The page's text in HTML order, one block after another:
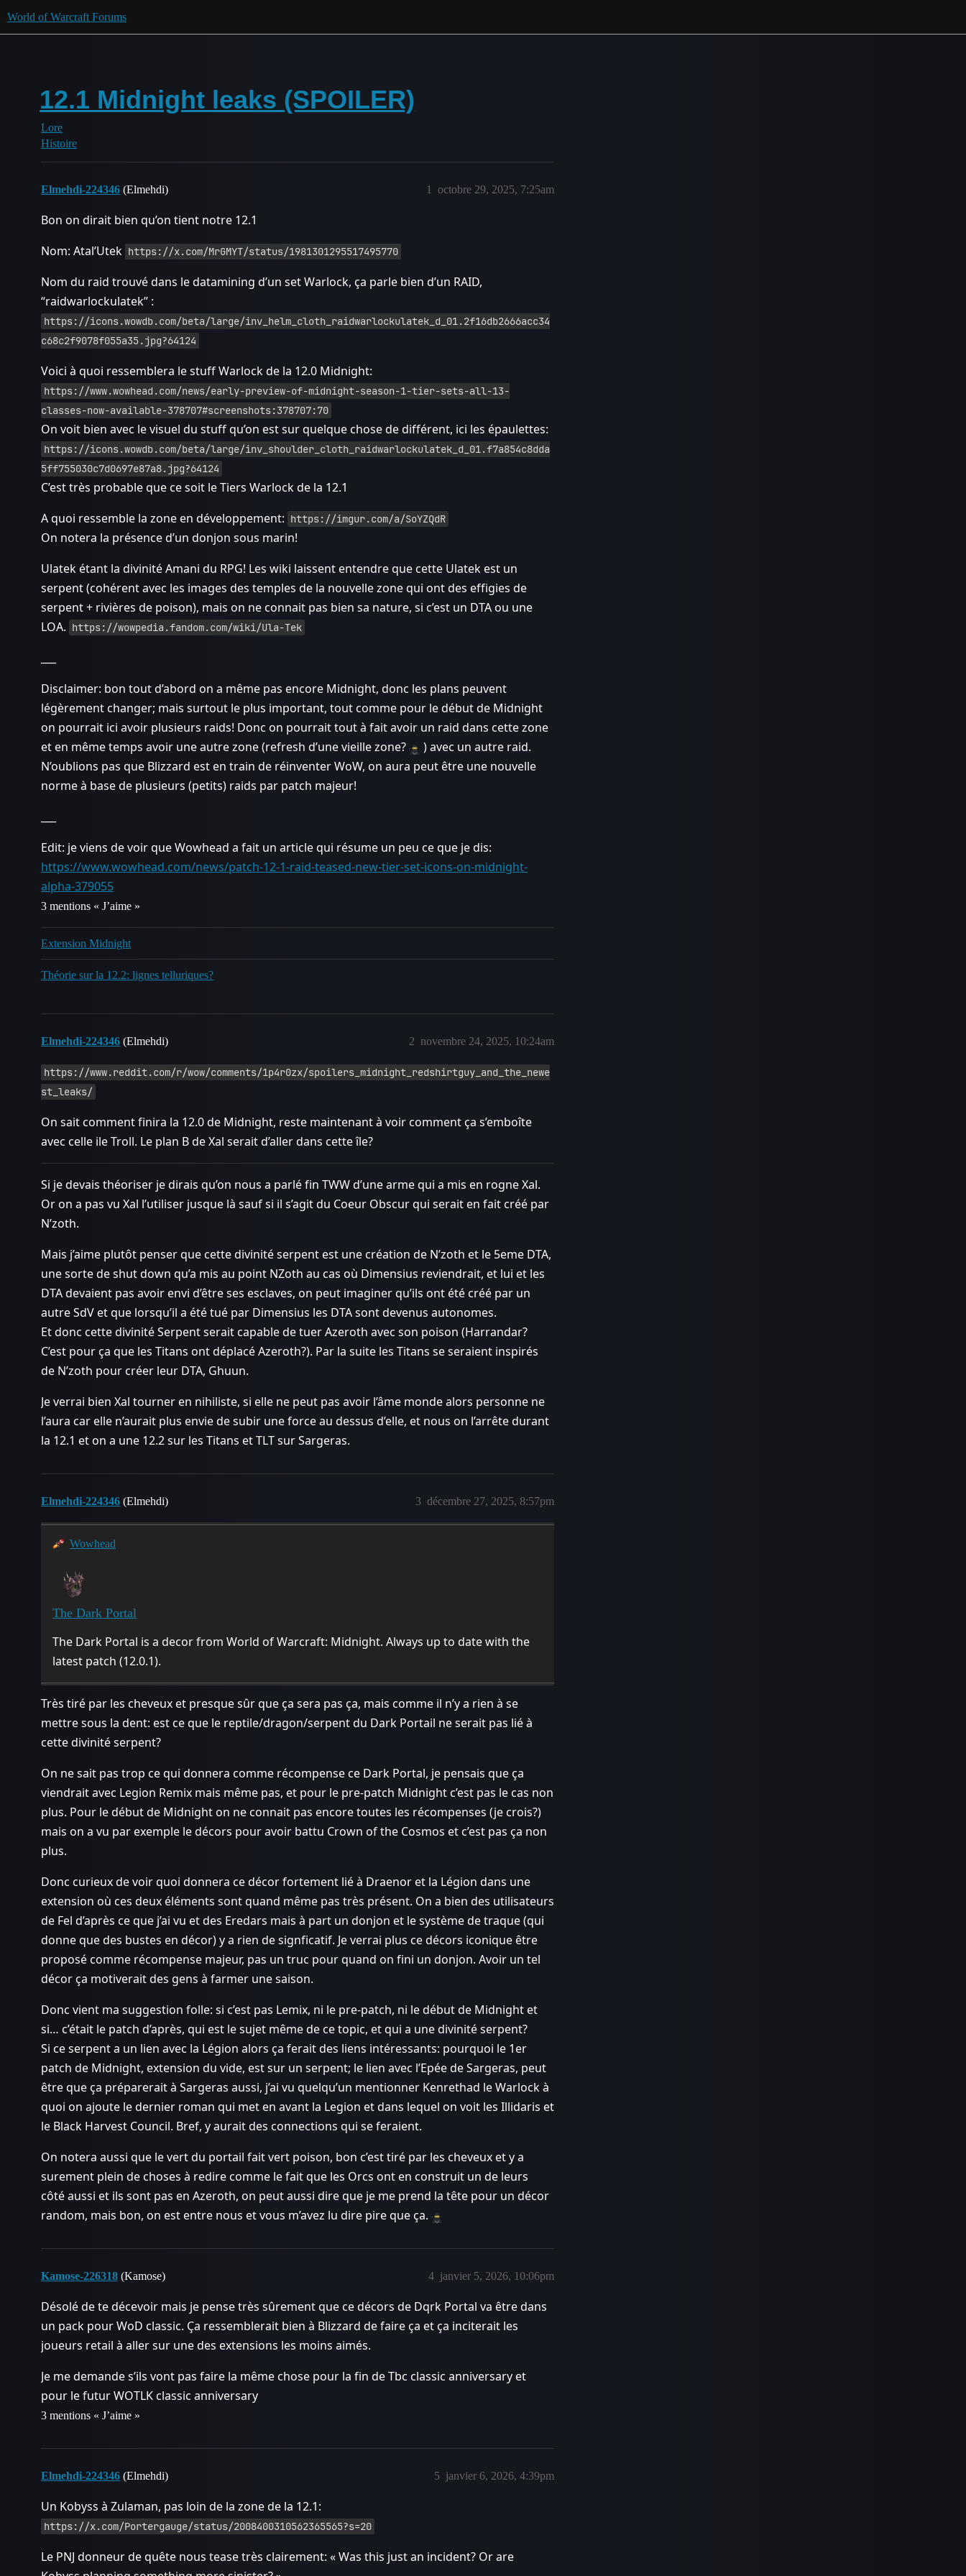
World of Warcraft Forums
12.1 Midnight leaks (SPOILER)
Lore
Histoire
Elmehdi-224346 (Elmehdi) octobre 29, 2025, 7:25am
1
Bon on dirait bien qu’on tient notre 12.1
Nom: Atal’Utek https://x.com/MrGMYT/status/1981301295517495770
Nom du raid trouvé dans le datamining d’un set Warlock, ça parle bien d’un RAID,
“raidwarlockulatek” :
https://icons.wowdb.com/beta/large/inv_helm_cloth_raidwarlockulatek_d_01.2f16db2666acc34
c68c2f9078f055a35.jpg?64124
Voici à quoi ressemblera le stuff Warlock de la 12.0 Midnight:
https://www.wowhead.com/news/early-preview-of-midnight-season-1-tier-sets-all-13-
classes-now-available-378707#screenshots:378707:70
On voit bien avec le visuel du stuff qu’on est sur quelque chose de différent, ici les épaulettes:
https://icons.wowdb.com/beta/large/inv_shoulder_cloth_raidwarlockulatek_d_01.f7a854c8dda
5ff755030c7d0697e87a8.jpg?64124
C’est très probable que ce soit le Tiers Warlock de la 12.1
A quoi ressemble la zone en développement: https://imgur.com/a/SoYZQdR
On notera la présence d’un donjon sous marin!
Ulatek étant la divinité Amani du RPG! Les wiki laissent entendre que cette Ulatek est un
serpent (cohérent avec les images des temples de la nouvelle zone qui ont des effigies de
serpent + rivières de poison), mais on ne connait pas bien sa nature, si c’est un DTA ou une
LOA. https://wowpedia.fandom.com/wiki/Ula-Tek
Disclaimer: bon tout d’abord on a même pas encore Midnight, donc les plans peuvent
légèrement changer; mais surtout le plus important, tout comme pour le début de Midnight
on pourrait ici avoir plusieurs raids! Donc on pourrait tout à fait avoir un raid dans cette zone
et en même temps avoir une autre zone (refresh d’une vieille zone?
) avec un autre raid.
N’oublions pas que Blizzard est en train de réinventer WoW, on aura peut être une nouvelle
norme à base de plusieurs (petits) raids par patch majeur!
Edit: je viens de voir que Wowhead a fait un article qui résume un peu ce que je dis:
https://www.wowhead.com/news/patch-12-1-raid-teased-new-tier-set-icons-on-midnight-
alpha-379055
3 mentions « J’aime »
Extension Midnight
Théorie sur la 12.2: lignes telluriques?
Elmehdi-224346 (Elmehdi) novembre 24, 2025, 10:24am
2
https://www.reddit.com/r/wow/comments/1p4r0zx/spoilers_midnight_redshirtguy_and_the_newe
st_leaks/
On sait comment finira la 12.0 de Midnight, reste maintenant à voir comment ça s’emboîte
avec celle ile Troll. Le plan B de Xal serait d’aller dans cette île?
Si je devais théoriser je dirais qu’on nous a parlé fin TWW d’une arme qui a mis en rogne Xal.
Or on a pas vu Xal l’utiliser jusque là sauf si il s’agit du Coeur Obscur qui serait en fait créé par
N’zoth.
Mais j’aime plutôt penser que cette divinité serpent est une création de N’zoth et le 5eme DTA,
une sorte de shut down qu’a mis au point NZoth au cas où Dimensius reviendrait, et lui et les
DTA devaient pas avoir envi d’être ses esclaves, on peut imaginer qu’ils ont été créé par un
autre SdV et que lorsqu’il a été tué par Dimensius les DTA sont devenus autonomes.
Et donc cette divinité Serpent serait capable de tuer Azeroth avec son poison (Harrandar?
C’est pour ça que les Titans ont déplacé Azeroth?). Par la suite les Titans se seraient inspirés
de N’zoth pour créer leur DTA, Ghuun.
Je verrai bien Xal tourner en nihiliste, si elle ne peut pas avoir l’âme monde alors personne ne
l’aura car elle n’aurait plus envie de subir une force au dessus d’elle, et nous on l’arrête durant
la 12.1 et on a une 12.2 sur les Titans et TLT sur Sargeras.
Elmehdi-224346 (Elmehdi) décembre 27, 2025, 8:57pm
3
Wowhead
The Dark Portal
The Dark Portal is a decor from World of Warcraft: Midnight. Always up to date with the
latest patch (12.0.1).
Très tiré par les cheveux et presque sûr que ça sera pas ça, mais comme il n’y a rien à se
mettre sous la dent: est ce que le reptile/dragon/serpent du Dark Portail ne serait pas lié à
cette divinité serpent?
On ne sait pas trop ce qui donnera comme récompense ce Dark Portal, je pensais que ça
viendrait avec Legion Remix mais même pas, et pour le pre-patch Midnight c’est pas le cas non
plus. Pour le début de Midnight on ne connait pas encore toutes les récompenses (je crois?)
mais on a vu par exemple le décors pour avoir battu Crown of the Cosmos et c’est pas ça non
plus.
Donc curieux de voir quoi donnera ce décor fortement lié à Draenor et la Légion dans une
extension où ces deux éléments sont quand même pas très présent. On a bien des utilisateurs
de Fel d’après ce que j’ai vu et des Eredars mais à part un donjon et le système de traque (qui
donne que des bustes en décor) y a rien de signficatif. Je verrai plus ce décors iconique être
proposé comme récompense majeur, pas un truc pour quand on fini un donjon. Avoir un tel
décor ça motiverait des gens à farmer une saison.
Donc vient ma suggestion folle: si c’est pas Lemix, ni le pre-patch, ni le début de Midnight et
si… c’était le patch d’après, qui est le sujet même de ce topic, et qui a une divinité serpent?
Si ce serpent a un lien avec la Légion alors ça ferait des liens intéressants: pourquoi le 1er
patch de Midnight, extension du vide, est sur un serpent; le lien avec l’Epée de Sargeras, peut
être que ça préparerait à Sargeras aussi, j’ai vu quelqu’un mentionner Kenrethad le Warlock à
quoi on ajoute le dernier roman qui met en avant la Legion et dans lequel on voit les Illidaris et
le Black Harvest Council. Bref, y aurait des connections qui se feraient.
On notera aussi que le vert du portail fait vert poison, bon c’est tiré par les cheveux et y a
surement plein de choses à redire comme le fait que les Orcs ont en construit un de leurs
côté aussi et ils sont pas en Azeroth, on peut aussi dire que je me prend la tête pour un décor
random, mais bon, on est entre nous et vous m’avez lu dire pire que ça.
Kamose-226318 (Kamose) janvier 5, 2026, 10:06pm
4
Désolé de te décevoir mais je pense très sûrement que ce décors de Dqrk Portal va être dans
un pack pour WoD classic. Ça ressemblerait bien à Blizzard de faire ça et ça inciterait les
joueurs retail à aller sur une des extensions les moins aimés.
Je me demande s’ils vont pas faire la même chose pour la fin de Tbc classic anniversary et
pour le futur WOTLK classic anniversary
3 mentions « J’aime »
Elmehdi-224346 (Elmehdi) janvier 6, 2026, 4:39pm
5
Un Kobyss à Zulaman, pas loin de la zone de la 12.1:
https://x.com/Portergauge/status/2008400310562365565?s=20
Le PNJ donneur de quête nous tease très clairement: « Was this just an incident? Or are